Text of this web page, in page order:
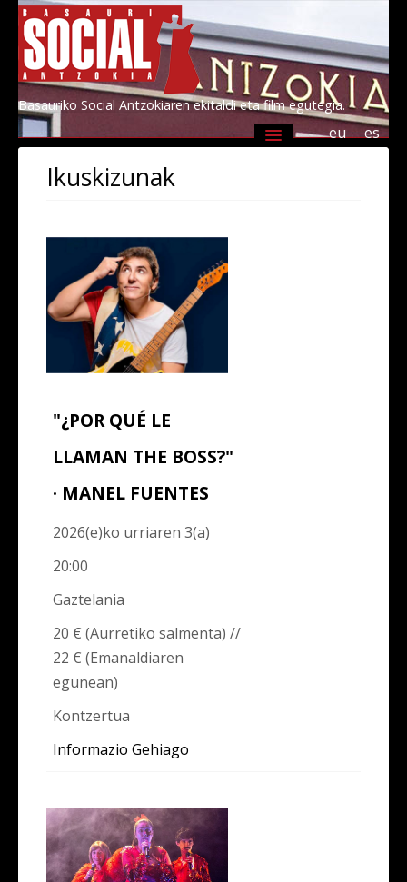
Basauriko Social Antzokiaren ekitaldi eta film egutegia.
es
eu
Agenda
Programazioa
Ikuskizunak
"¿POR QUÉ LE
LLAMAN THE BOSS?"
· MANEL FUENTES
2026(e)ko urriaren 3(a)
20:00
Gaztelania
20 € (Aurretiko salmenta) //
22 € (Emanaldiaren
egunean)
Kontzertua
Informazio Gehiago